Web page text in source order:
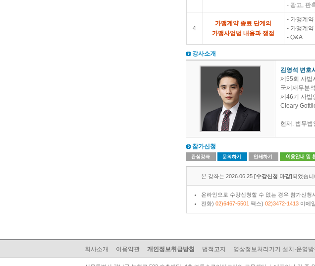
- 광고, 판
4
가맹계약 종료 단계의
가맹사업법 내용과 쟁점
- 가맹계
- 가맹계
- Q&A
강사소개
김영석 변호
제55회 사법
국제재무분
제46기 사법
Cleary
현재. 법무법
참가신청
본 강좌는 2026.06.25 [수강신청 마감]되었습니
온라인으로 수강신청할 수 없는 경우 참가신청
전화) 02)6467-5501 팩스) 02)3472-1413 이메
회사소개 이용약관 개인정보취급방침 법적고지 영상정보처리기기 설치·운영방